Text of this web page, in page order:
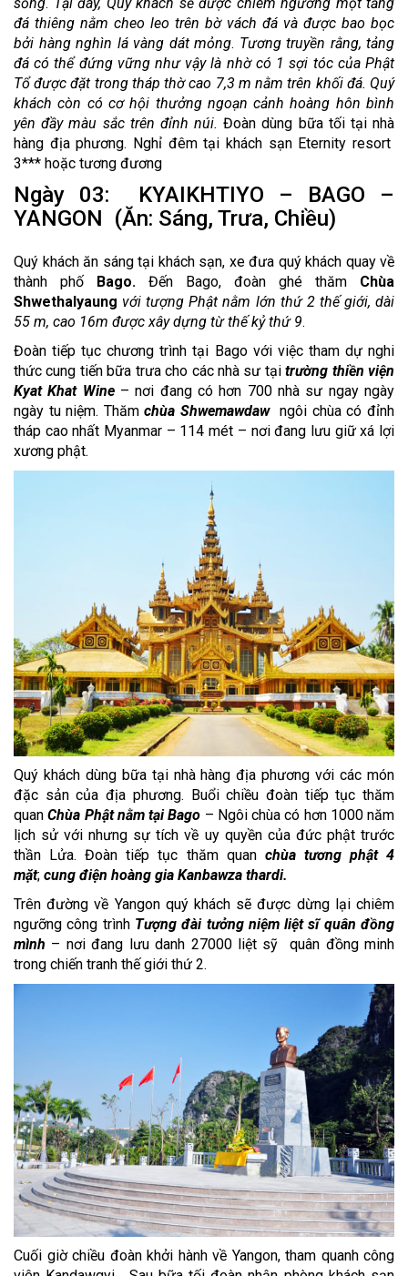
sống. Tại đây, Quý khách sẽ được chiêm ngưỡng một tảng
đá thiêng nằm cheo leo trên bờ vách đá và được bao bọc
bởi hàng nghìn lá vàng dát mỏng. Tương truyền rằng, tảng
đá có thể đứng vững như vậy là nhờ có 1 sợi tóc của Phật
Tổ được đặt trong tháp thờ cao 7,3 m nằm trên khối đá. Quý
khách còn có cơ hội thưởng ngoạn cảnh hoàng hôn bình
yên đầy màu sắc trên đỉnh núi. Đoàn dùng bữa tối tại nhà
hàng địa phương. Nghỉ đêm tại khách sạn Eternity resort
3*** hoặc tương đương
Ngày 03: KYAIKHTIYO – BAGO –
YANGON (Ăn: Sáng, Trưa, Chiều)
Quý khách ăn sáng tại khách sạn, xe đưa quý khách quay về
thành phố
Bago. Đến Bago, đoàn ghé thăm Chùa
Shwethalyaung với tượng Phật nằm lớn thứ 2 thế giới, dài
55 m, cao 16m được xây dựng từ thế kỷ thứ 9.
Đoàn tiếp tục chương trình tại Bago với việc tham dự nghi
thức cung tiến bữa trưa cho các nhà sư tạitrường thiền viện
Kyat Khat Wine– nơi đang có hơn 700 nhà sư ngay ngày
ngày tu niệm. Thămchùa Shwemawdaw ngôi chùa có đỉnh
tháp cao nhất Myanmar – 114 mét – nơi đang lưu giữ xá lợi
xương phật.
Quý khách dùng bữa tại nhà hàng địa phương với các món
đặc sản của địa phương. Buổi chiều đoàn tiếp tục thăm
quanChùa Phật nằm tại Bago – Ngôi chùa có hơn 1000 năm
lịch sử với nhưng sự tích về uy quyền của đức phật trước
thần Lửa. Đoàn tiếp tục thăm quan chùa tương phật 4
mặt; cung điện hoàng gia Kanbawza thardi.
Trên đường về Yangon quý khách sẽ được dừng lại chiêm
ngưỡng công trình Tượng đài tưởng niệm liệt sĩ quân đồng
mình – nơi đang lưu danh 27000 liệt sỹ quân đồng minh
trong chiến tranh thế giới thứ 2.
Cuối giờ chiều đoàn khởi hành về Yangon, tham quanh công